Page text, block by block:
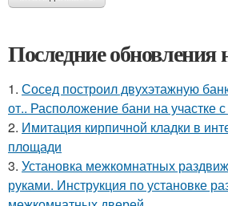
Последние обновления
1. Сосед построил двухэтажную
от.. Расположение бани на участке
2. Имитация кирпичной кладки в
площади
3. Установка межкомнатных
руками. Инструкция по установке